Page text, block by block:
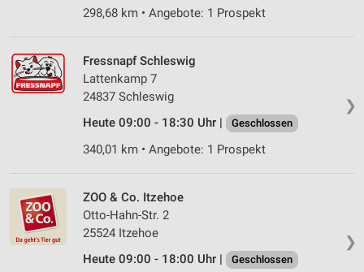
298,68 km • Angebote: 1 Prospekt
❯
Fressnapf Schleswig
Lattenkamp 7
24837 Schleswig
Heute 09:00 - 18:30 Uhr |
Geschlossen
340,01 km • Angebote: 1 Prospekt
❯
ZOO & Co. Itzehoe
Otto-Hahn-Str. 2
25524 Itzehoe
Heute 09:00 - 18:00 Uhr |
Geschlossen
Erstellung von Profilen zur Personalisierung
Verwendung von Profilen zur Auswahl
personalisierter Inhalte
Messung der Performance von Inhalten
Kombinationen von Daten aus verschiedenen
Quellen
Entwicklung und Verbesserung der Angebote